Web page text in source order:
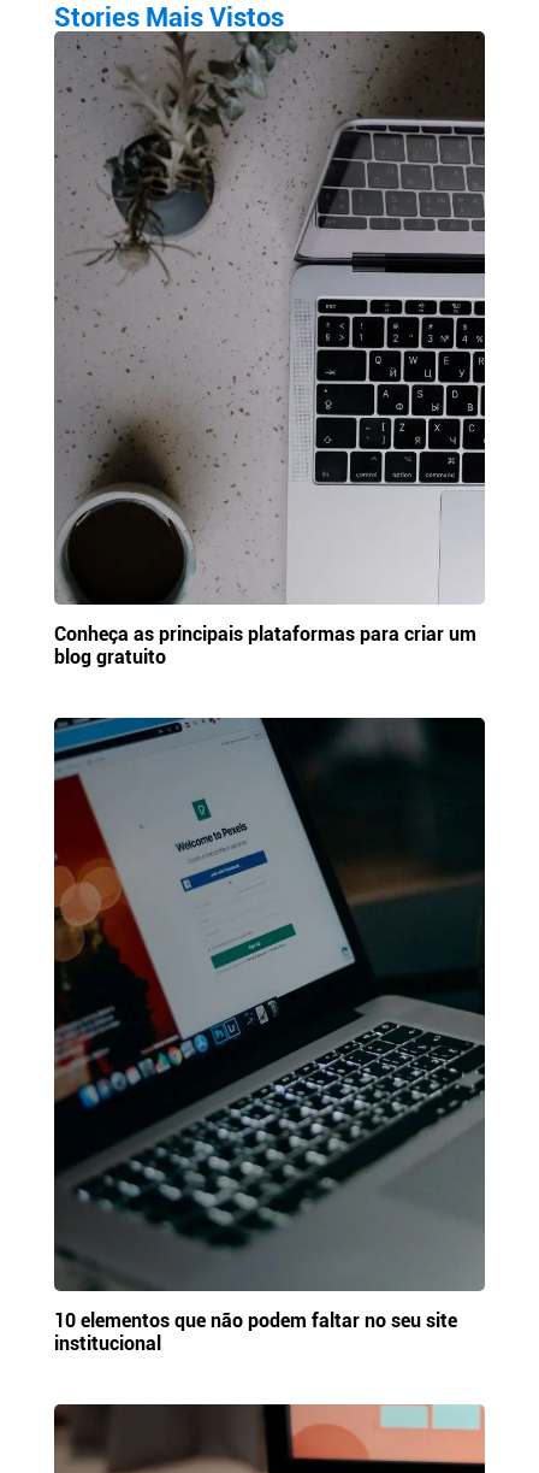
Stories Mais Vistos
Conheça as principais plataformas para criar um
blog gratuito
10 elementos que não podem faltar no seu site
institucional